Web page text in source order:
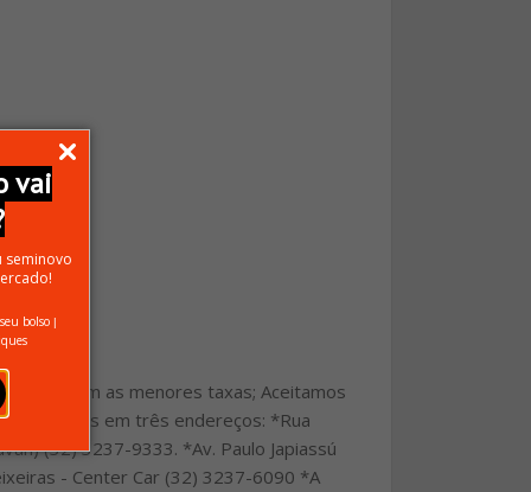
vai
seminovo
bolso |
e com as menores taxas; Aceitamos
Estamos em três endereços: *Rua
(32) 3237-9333. *Av. Paulo Japiassú
- Center Car (32) 3237-6090 *A